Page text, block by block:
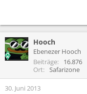
Hooch
Ebenezer Hooch
Beiträge
16.876
Ort
Safarizone
30. Juni 2013